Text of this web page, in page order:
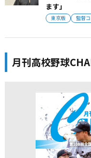
ます」
東京版 監督
月刊高校野球